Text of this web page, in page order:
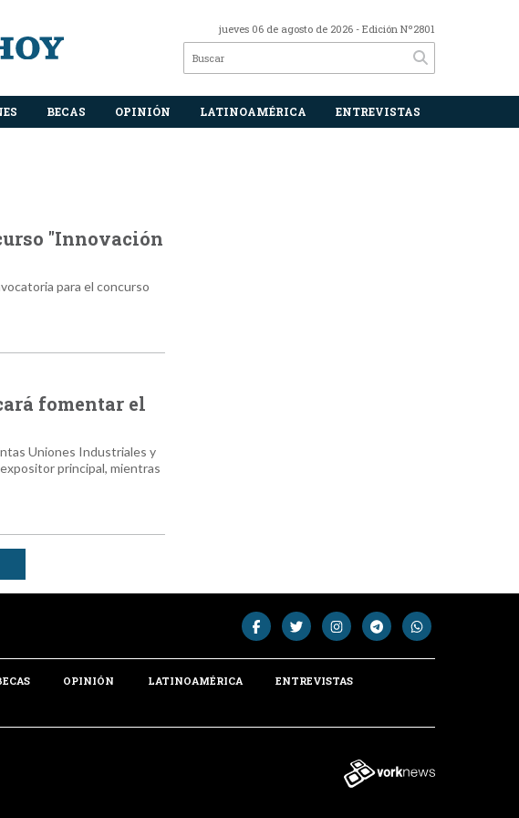
jueves 06 de agosto de 2026 - Edición Nº2801
BECAS OPINIÓN LATINOAMÉRICA ENTREVISTAS
"Innovación
para el concurso
fomentar el
Uniones Industriales y
principal, mientras
OPINIÓN LATINOAMÉRICA
ENTREVISTAS